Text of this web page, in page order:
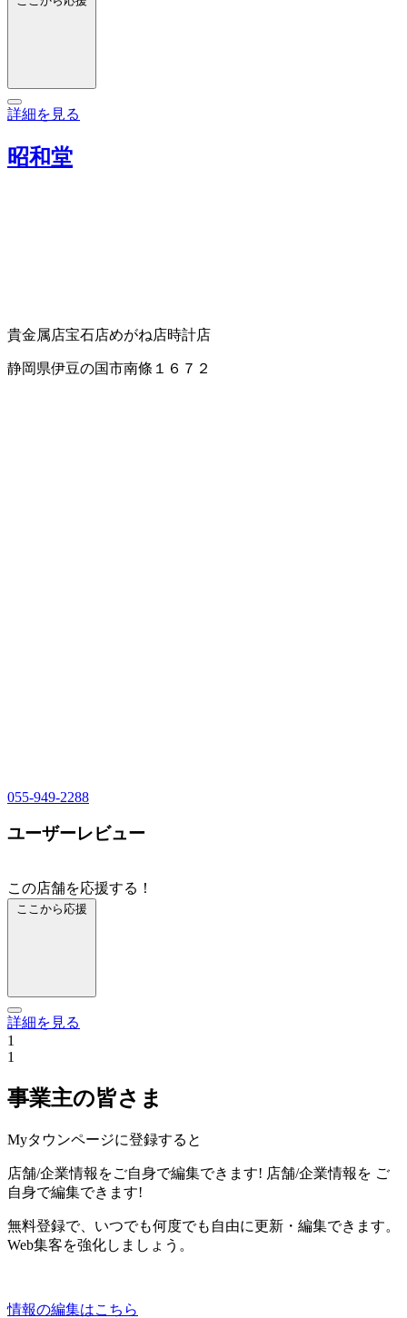
詳細を見る
昭和堂
貴金属店宝石店めがね店時計店
静岡県伊豆の国市南條１６７２
055-949-2288
ユーザーレビュー
この店舗を応援する！
ここから応援
詳細を見る
1
1
事業主の皆さま
Myタウンページに登録すると
店舗/企業情報をご自身で編集できます! 店舗/企業情報を ご
自身で編集できます!
無料登録で、いつでも何度でも自由に更新・編集できます。
Web集客を強化しましょう。
情報の編集はこちら